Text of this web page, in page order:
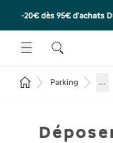
-20€ dès 95€ d’achats
MENU
OUVRIR LE SOUS-MENU
POUR OUVRIR LE
Revenir à la page
Parking ...